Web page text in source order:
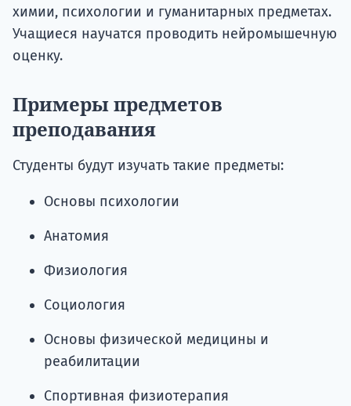
химии, психологии и гуманитарных предметах.
Учащиеся научатся проводить нейромышечную
оценку.
Примеры предметов
преподавания
Студенты будут изучать такие предметы:
Основы психологии
Анатомия
Физиология
Социология
Основы физической медицины и
реабилитации
Спортивная физиотерапия